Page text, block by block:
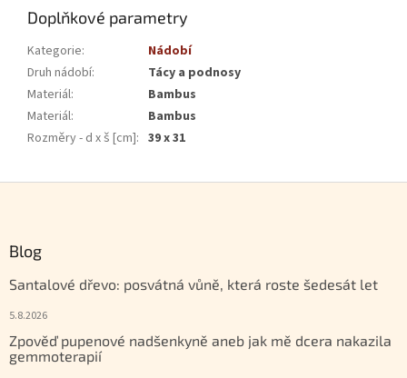
Doplňkové parametry
Kategorie:
Nádobí
Druh nádobí:
Tácy a podnosy
Materiál:
Bambus
Materiál:
Bambus
Rozměry - d x š [cm]: 39 x 31
Blog
Santalové dřevo: posvátná vůně, která roste šedesát let
5.8.2026
Zpověď pupenové nadšenkyně aneb jak mě dcera nakazila
gemmoterapií